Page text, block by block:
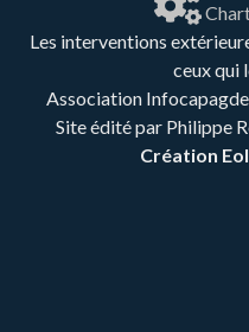
Les interventions
ceux qui
Association
Site édité par Philippe
Création